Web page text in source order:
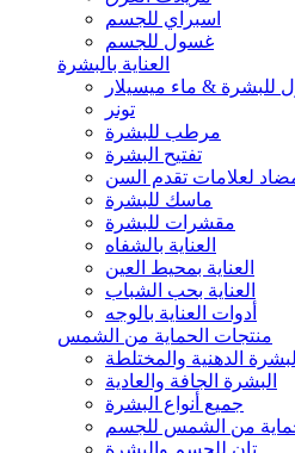
اسبراي للجسم
غسول للجسم
العناية بالبشرة
للبشرة & ماء ميسيلار
تونر
مرطب للبشرة
تفتيح البشرة
لعلامات تقدم السن
ماسك للبشرة
مقشرات للبشرة
العناية بالشفاه
العناية بمحيط العين
العناية بحب الشباب
أدوات العناية بالوجه
منتجات الحماية من الشمس
البشرة الدهنية والمختلطة
البشرة الجافة والعادية
جميع أنواع البشرة
من الشمس للجسم
تان للجسم والبشرة